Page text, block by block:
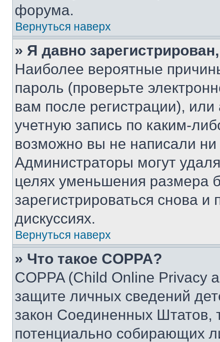
форума.
Вернуться наверх
» Я давно
Наиболее вероятные
пароль (проверьте
вам после регистрации),
учетную запись по каким-
возможно вы не написали
Администраторы могут
целях уменьшения размера
зарегистрироваться снова и
дискуссиях.
Вернуться наверх
» Что такое COPPA?
COPPA (Child Online Privacy
защите личных сведений
закон Соединенных Штатов,
потенциально собирающих